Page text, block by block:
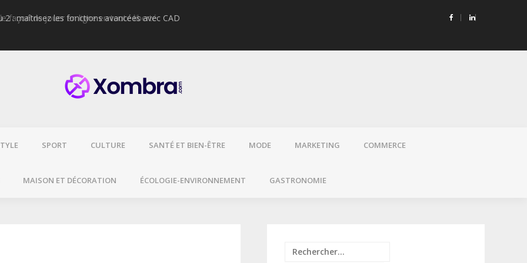
: maîtrisez les fonctions avancées avec CAD
Cigarette électronique et santé : pourquoi choisir des e-liquides sans propylène
SPORT CULTURE SANTÉ ET BIEN-ÊTRE MODE MARKETING COMMERCE
MAISON ET DÉCORATION ÉCOLOGIE-ENVIRONNEMENT GASTRONOMIE
Rechercher :